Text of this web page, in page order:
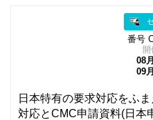
番号
開
08
09
日本特有の要求対応をふ
対応とCMC申請資料(日本